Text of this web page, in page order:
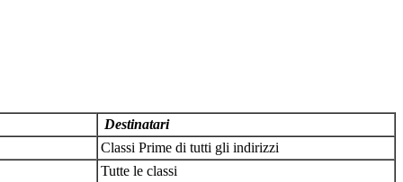
Destinatari
Classi Prime di tutti gli indirizzi
Tutte le classi